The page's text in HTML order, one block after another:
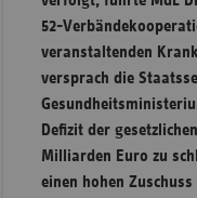
52-
veranstaltenden
versprach die
Defizit der
Milliarden Euro zu
einen hohen